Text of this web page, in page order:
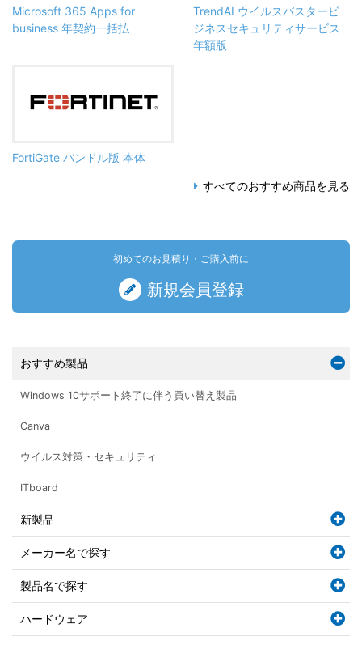
Microsoft 365 Apps for
business 年契約一括払
TrendAI ウイルスバスタービ
ジネスセキュリティサービス
年額版
FortiGate バンドル版 本体
すべてのおすすめ商品を見る
初めてのお見積り・ご購入前に
新規会員登録
おすすめ製品
Windows 10サポート終了に伴う買い替え製品
Canva
ウイルス対策・セキュリティ
ITboard
新製品
メーカー名で探す
製品名で探す
ハードウェア